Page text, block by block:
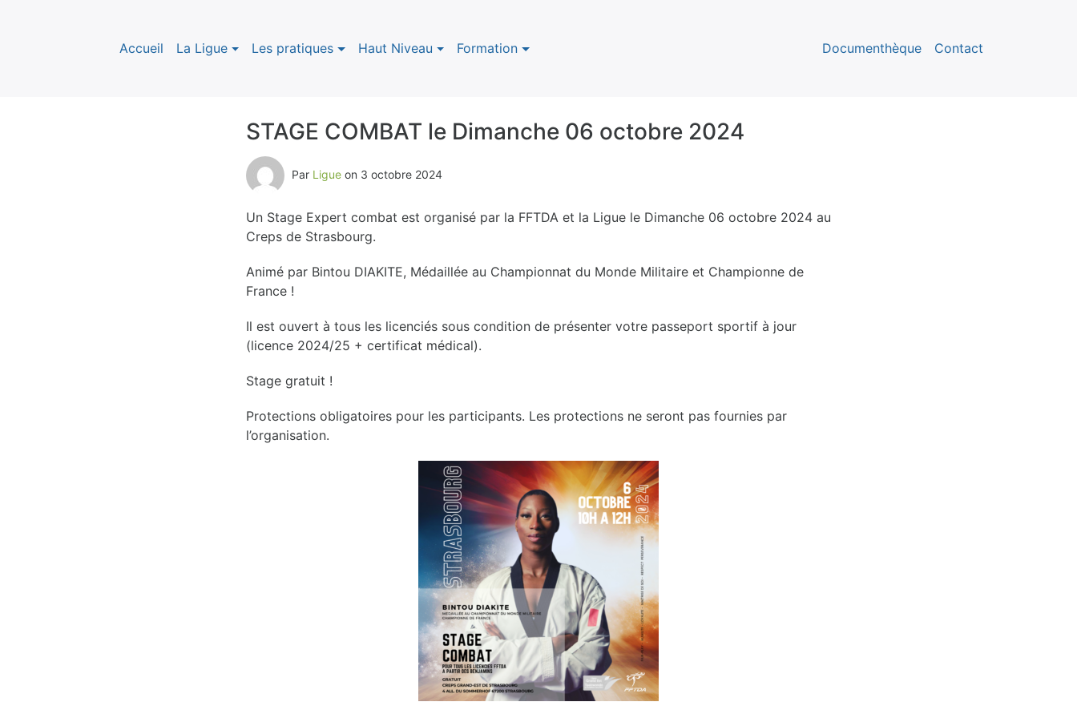
Accueil La Ligue Les pratiques Haut Niveau Formation Documenthèque Contact
STAGE COMBAT le Dimanche 06 octobre 2024
Par Ligue on 3 octobre 2024
Un Stage Expert combat est organisé par la FFTDA et la Ligue le Dimanche 06 octobre 2024 au
Creps de Strasbourg.
Animé par Bintou DIAKITE, Médaillée au Championnat du Monde Militaire et Championne de
France !
Il est ouvert à tous les licenciés sous condition de présenter votre passeport sportif à jour
(licence 2024/25 + certificat médical).
Stage gratuit !
Protections obligatoires pour les participants. Les protections ne seront pas fournies par
l’organisation.